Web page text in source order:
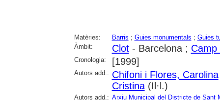
Matèries: Barris ; Guies monumentals ; Guies
Àmbit:
Clot- Barcelona ; Camp
Cronologia: [1999]
Autors add.: Chifoni i Flores, Carolina
Cristina(Il·l.)
Autors add.: Arxiu Municipal del Districte de Sant